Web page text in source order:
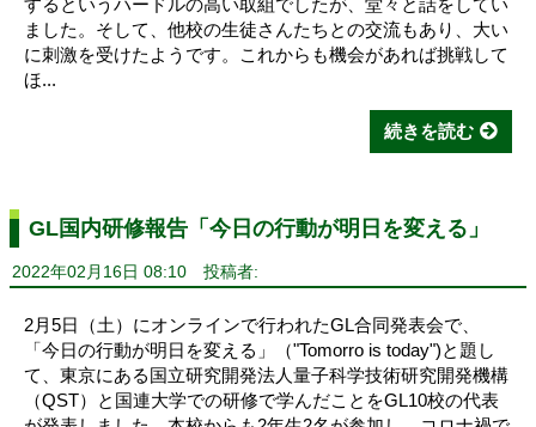
ました。そして、他校の生徒さんたちとの交流もあり、大い
に刺激を受けたようです。これからも機会があれば挑戦して
ほ...
続きを読む
GL国内研修報告「今日の行動が明日を変える」
2022年02月16日 08:10 投稿者:
2月5日（土）にオンラインで行われたGL合同発表会で、
「今日の行動が明日を変える」（"Tomorro is today")と題し
て、東京にある国立研究開発法人量子科学技術研究開発機構
（QST）と国連大学での研修で学んだことをGL10校の代表